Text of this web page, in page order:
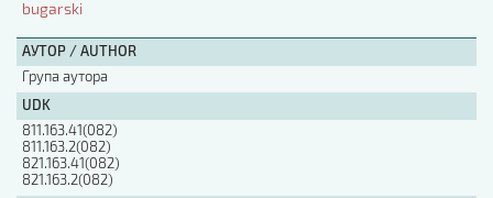
UDK
ISBN
ISSN
bugarski
АУТОР / AUTHOR
Група аутора
UDK
811.163.41(082)
811.163.2(082)
821.163.41(082)
821.163.2(082)